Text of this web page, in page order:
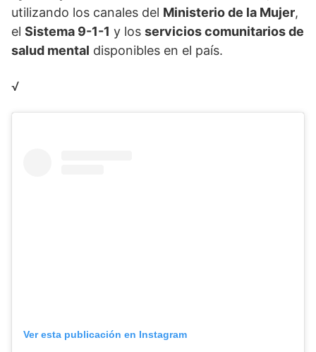
utilizando los canales del Ministerio de la Mujer,
el Sistema 9-1-1 y los servicios comunitarios de
salud mental disponibles en el país.
√
Ver esta publicación en Instagram